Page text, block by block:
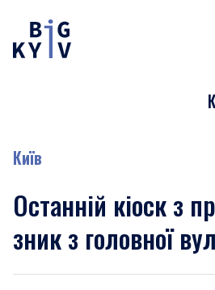
Київ
Останній кіоск з
зник з головної